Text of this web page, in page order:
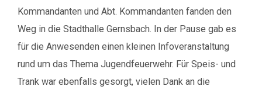
Kommandanten und Abt. Kommandanten fanden den
Weg in die Stadthalle Gernsbach. In der Pause gab es
für die Anwesenden einen kleinen Infoveranstaltung
rund um das Thema Jugendfeuerwehr. Für Speis- und
Trank war ebenfalls gesorgt, vielen Dank an die